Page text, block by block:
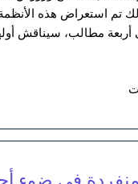
تم استعراض هذه
مطالب، سيناقش